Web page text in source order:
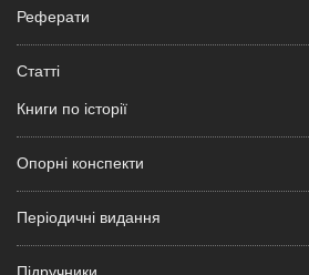
Реферати
Статті
Книги по історії
Опорні конспекти
Періодичні видання